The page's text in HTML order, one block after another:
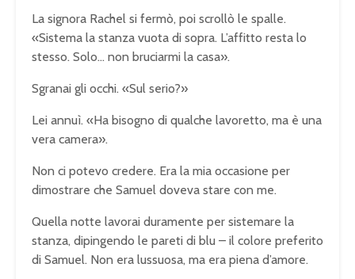
La signora Rachel si fermò, poi scrollò le spalle.
«Sistema la stanza vuota di sopra. L’affitto resta lo
stesso. Solo… non bruciarmi la casa».
Sgranai gli occhi. «Sul serio?»
Lei annuì. «Ha bisogno di qualche lavoretto, ma è una
vera camera».
Non ci potevo credere. Era la mia occasione per
dimostrare che Samuel doveva stare con me.
Quella notte lavorai duramente per sistemare la
stanza, dipingendo le pareti di blu – il colore preferito
di Samuel. Non era lussuosa, ma era piena d’amore.